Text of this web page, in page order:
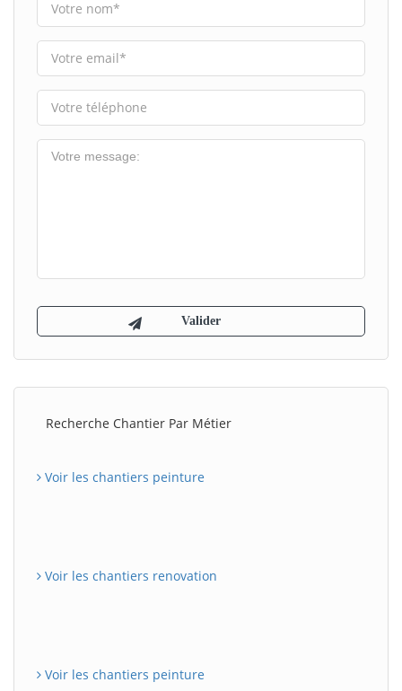
Recherche Chantier Par Métier
Voir les chantiers peinture
Voir les chantiers renovation
Voir les chantiers peinture